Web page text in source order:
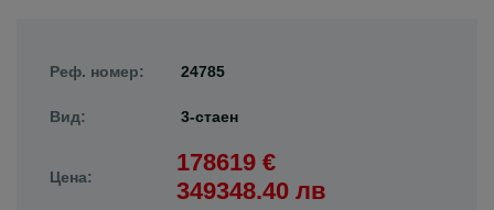
Реф. номер: 24785
Вид: 3-стаен
Цена:
178619 €
349348.40 лв